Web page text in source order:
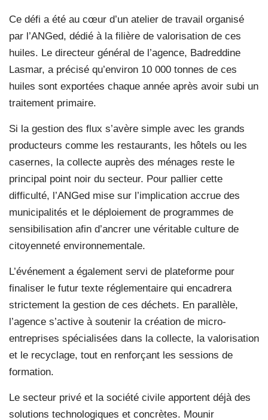
Ce défi a été au cœur d’un atelier de travail organisé
par l’ANGed, dédié à la filière de valorisation de ces
huiles. Le directeur général de l’agence, Badreddine
Lasmar, a précisé qu’environ 10 000 tonnes de ces
huiles sont exportées chaque année après avoir subi un
traitement primaire.
Si la gestion des flux s’avère simple avec les grands
producteurs comme les restaurants, les hôtels ou les
casernes, la collecte auprès des ménages reste le
principal point noir du secteur. Pour pallier cette
difficulté, l’ANGed mise sur l’implication accrue des
municipalités et le déploiement de programmes de
sensibilisation afin d’ancrer une véritable culture de
citoyenneté environnementale.
L’événement a également servi de plateforme pour
finaliser le futur texte réglementaire qui encadrera
strictement la gestion de ces déchets. En parallèle,
l’agence s’active à soutenir la création de micro-
entreprises spécialisées dans la collecte, la valorisation
et le recyclage, tout en renforçant les sessions de
formation.
Le secteur privé et la société civile apportent déjà des
solutions technologiques et concrètes. Mounir